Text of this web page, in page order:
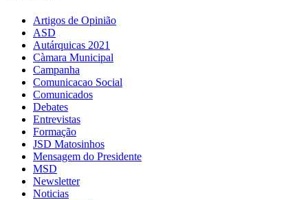
Artigos de Opinião
ASD
Autárquicas 2021
Càmara Municipal
Campanha
Comunicacao Social
Comunicados
Debates
Entrevistas
Formação
JSD Matosinhos
Mensagem do Presidente
MSD
Newsletter
Noticias